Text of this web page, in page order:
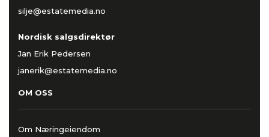
silje@estatemedia.no
Nordisk salgsdirektør
Jan Erik Pedersen
janerik@estatemedia.no
OM OSS
Om Næringeiendom